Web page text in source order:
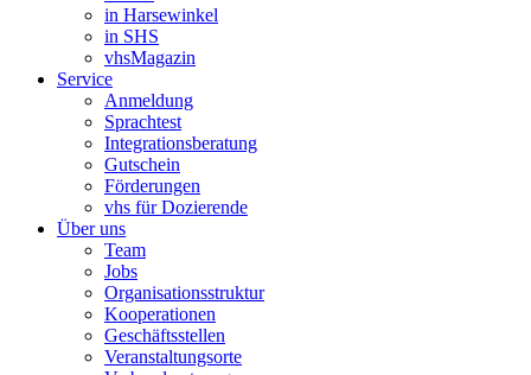
in Harsewinkel
in SHS
vhsMagazin
Service
Anmeldung
Sprachtest
Integrationsberatung
Gutschein
Förderungen
vhs für Dozierende
Über uns
Team
Jobs
Organisationsstruktur
Kooperationen
Geschäftsstellen
Veranstaltungsorte